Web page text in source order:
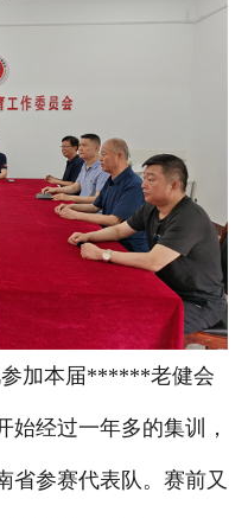
加本届******老健会
始经过一年多的集训，
省参赛代表队。赛前又